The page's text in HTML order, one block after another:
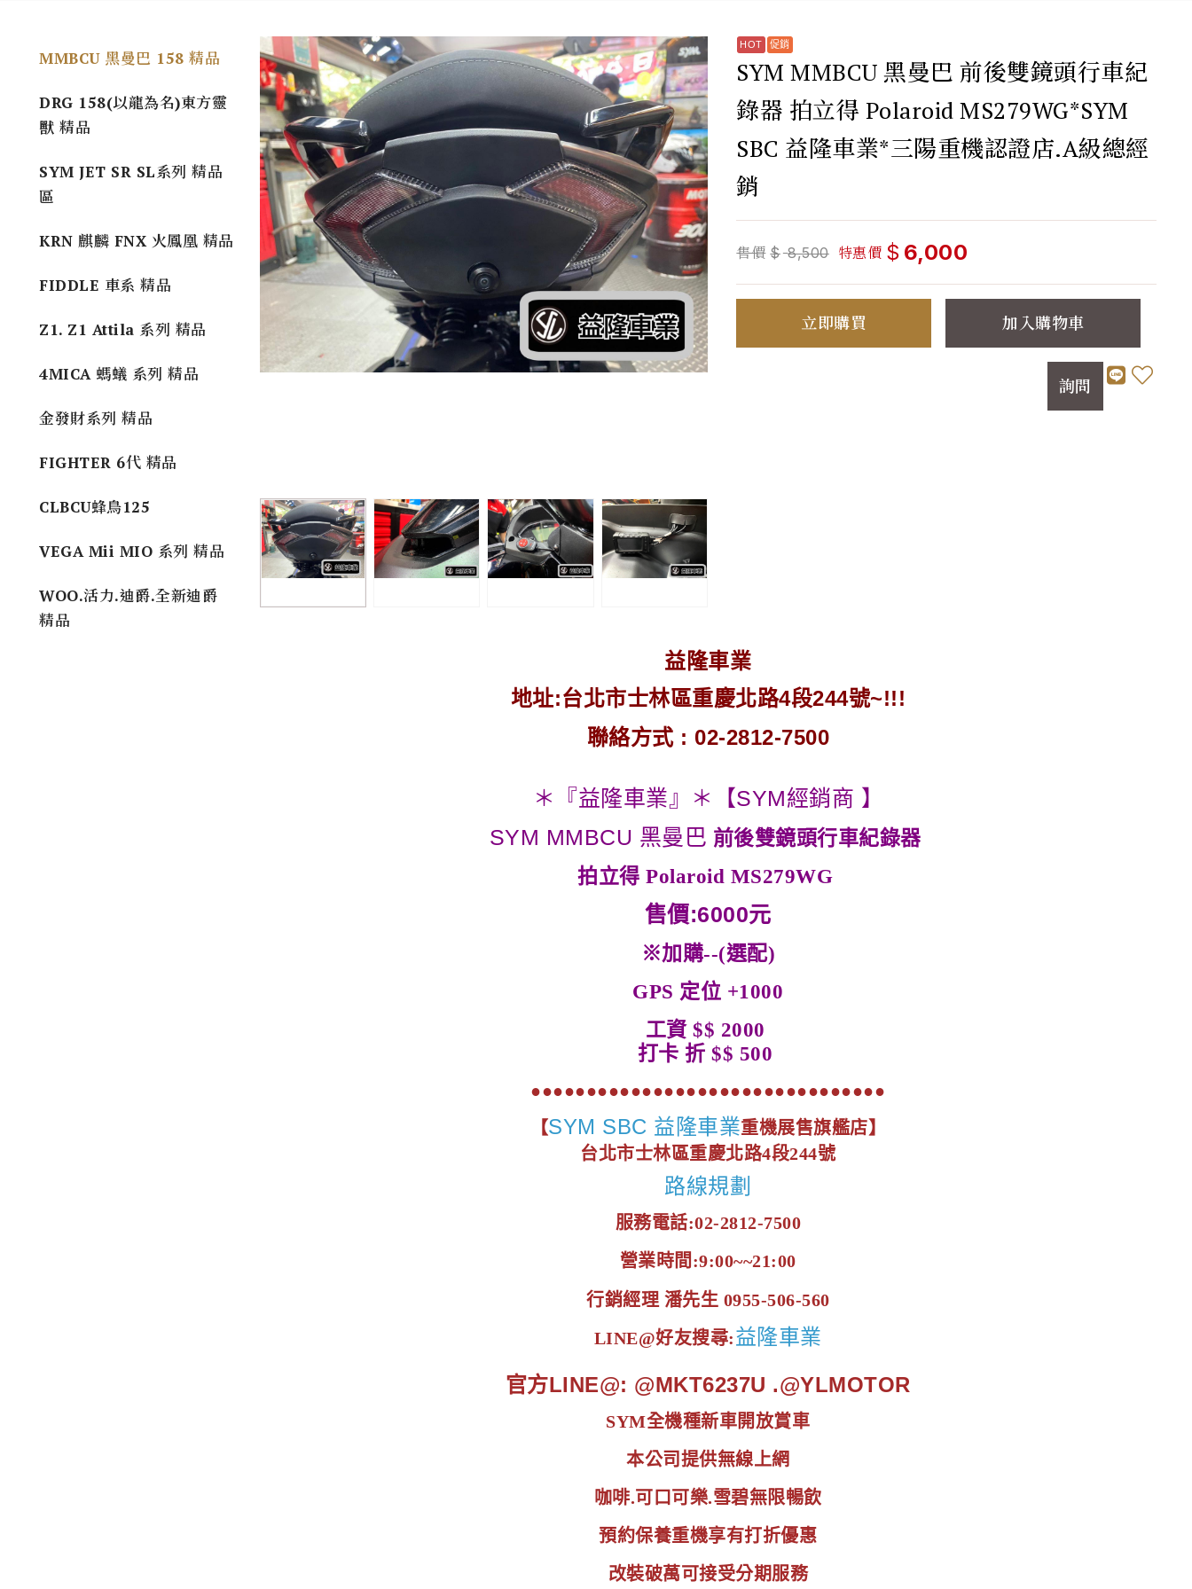
MMBCU 黑曼巴 158 精品
DRG 158(以龍為名)東方靈
獸 精品
SYM JET SR SL系列 精品
區
KRN 麒麟 FNX 火鳳凰 精品
FIDDLE 車系 精品
Z1. Z1 Attila 系列 精品
4MICA 螞蟻 系列 精品
金發財系列 精品
FIGHTER 6代 精品
CLBCU蜂鳥125
VEGA Mii MIO 系列 精品
WOO.活力.迪爵.全新迪爵
精品
SYM MMBCU 黑曼巴 前後雙鏡頭行車紀
錄器 拍立得 Polaroid MS279WG*SYM
SBC 益隆車業*三陽重機認證店.A級總經
銷
售價 $ 8,500 特惠價 $ 6,000
立即購買 加入購物車
詢問
益隆車業
地址:台北市士林區重慶北路4段244號~!!!
聯絡方式 : 02-2812-7500
＊『益隆車業』＊【SYM經銷商 】
SYM MMBCU 黑曼巴 前後雙鏡頭行車紀錄器
拍立得 Polaroid MS279WG
售價:6000元
※加購--(選配)
GPS 定位 +1000
工資 $$ 2000
打卡 折 $$ 500
●●●●●●●●●●●●●●●●●●●●●●●●●●●●●●●●
【SYM SBC 益隆車業重機展售旗艦店】
台北市士林區重慶北路4段244號
路線規劃
服務電話:02-2812-7500
營業時間:9:00~~21:00
行銷經理 潘先生 0955-506-560
LINE@好友搜尋:益隆車業
官方LINE@: @MKT6237U .@YLMOTOR
SYM全機種新車開放賞車
本公司提供無線上網
咖啡.可口可樂.雪碧無限暢飲
預約保養重機享有打折優惠
改裝破萬可接受分期服務